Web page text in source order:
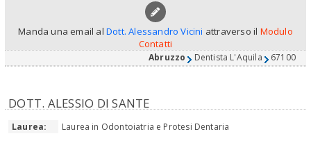
Manda una email al Dott. Alessandro Vicini attraverso il Modulo
Contatti
Abruzzo Dentista L'Aquila 67100
DOTT. ALESSIO DI SANTE
Laurea:
Laurea in Odontoiatria e Protesi Dentaria